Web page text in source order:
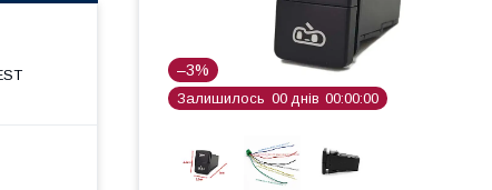
–3%
Залишилось 00 днів 00 00 00